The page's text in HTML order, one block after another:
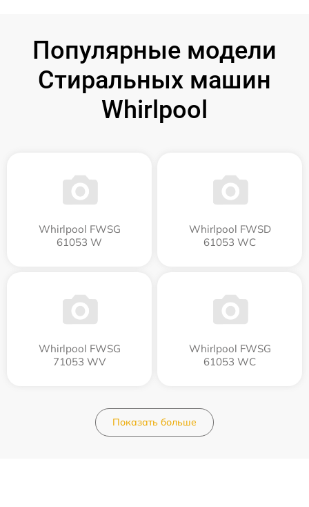
Популярные модели
Стиральных машин
Whirlpool
Whirlpool FWSG
61053 W
Whirlpool FWSD
61053 WC
Whirlpool FWSG
71053 WV
Whirlpool FWSG
61053 WC
Показать больше